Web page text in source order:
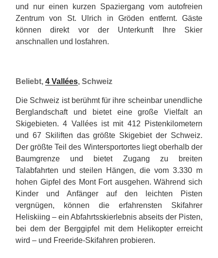
und nur einen kurzen Spaziergang vom autofreien
Zentrum von St. Ulrich in Gröden entfernt. Gäste
können direkt vor der Unterkunft Ihre Skier
anschnallen und losfahren.
Beliebt, 4 Vallées, Schweiz
Die Schweiz ist berühmt für ihre scheinbar unendliche
Berglandschaft und bietet eine große Vielfalt an
Skigebieten. 4 Vallées ist mit 412 Pistenkilometern
und 67 Skiliften das größte Skigebiet der Schweiz.
Der größte Teil des Wintersportortes liegt oberhalb der
Baumgrenze und bietet Zugang zu breiten
Talabfahrten und steilen Hängen, die vom 3.330 m
hohen Gipfel des Mont Fort ausgehen. Während sich
Kinder und Anfänger auf den leichten Pisten
vergnügen, können die erfahrensten Skifahrer
Heliskiing – ein Abfahrtsskierlebnis abseits der Pisten,
bei dem der Berggipfel mit dem Helikopter erreicht
wird – und Freeride-Skifahren probieren.